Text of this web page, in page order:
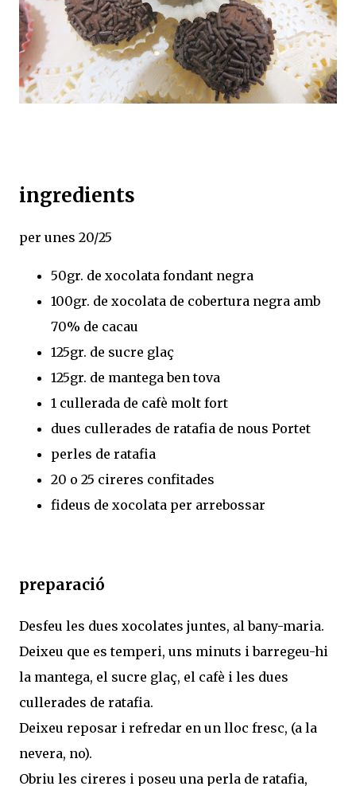
ingredients
per unes 20/25
50gr. de xocolata fondant negra
100gr. de xocolata de cobertura negra amb
70% de cacau
125gr. de sucre glaç
125gr. de mantega ben tova
1 cullerada de cafè molt fort
dues cullerades de ratafia de nous Portet
perles de ratafia
20 o 25 cireres confitades
fideus de xocolata per arrebossar
preparació
Desfeu les dues xocolates juntes, al bany-maria.
Deixeu que es temperi, uns minuts i barregeu-hi
la mantega, el sucre glaç, el cafè i les dues
cullerades de ratafia.
Deixeu reposar i refredar en un lloc fresc, (a la
nevera, no).
Obriu les cireres i poseu una perla de ratafia,